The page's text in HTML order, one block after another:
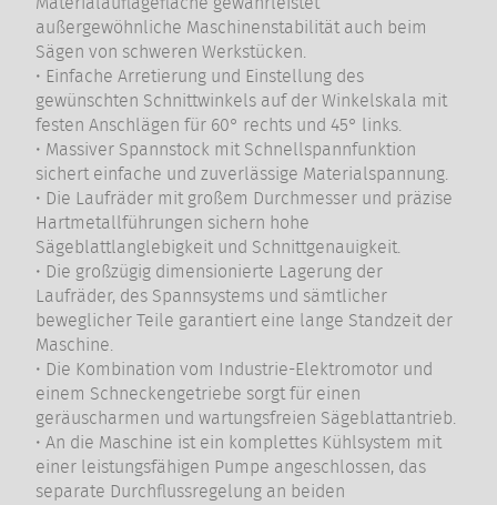
außergewöhnliche Maschinenstabilität auch beim
Sägen von schweren Werkstücken.
• Einfache Arretierung und Einstellung des
gewünschten Schnittwinkels auf der Winkelskala mit
festen Anschlägen für 60° rechts und 45° links.
• Massiver Spannstock mit Schnellspannfunktion
sichert einfache und zuverlässige Materialspannung.
• Die Laufräder mit großem Durchmesser und präzise
Hartmetallführungen sichern hohe
Sägeblattlanglebigkeit und Schnittgenauigkeit.
• Die großzügig dimensionierte Lagerung der
Laufräder, des Spannsystems und sämtlicher
beweglicher Teile garantiert eine lange Standzeit der
Maschine.
• Die Kombination vom Industrie-Elektromotor und
einem Schneckengetriebe sorgt für einen
geräuscharmen und wartungsfreien Sägeblattantrieb.
• An die Maschine ist ein komplettes Kühlsystem mit
einer leistungsfähigen Pumpe angeschlossen, das
separate Durchflussregelung an beiden